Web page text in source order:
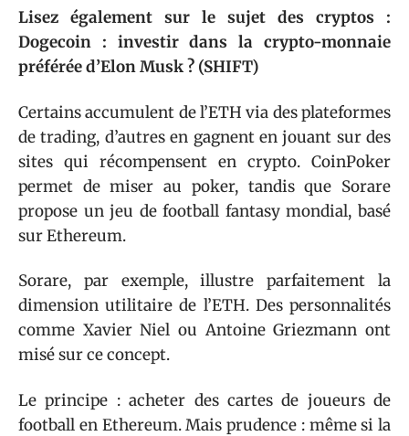
Lisez également sur le sujet des cryptos :
Dogecoin : investir dans la crypto-monnaie
préférée d’Elon Musk ? (SHIFT)
Certains accumulent de l’ETH via des plateformes
de trading, d’autres en gagnent en jouant sur des
sites qui récompensent en crypto. CoinPoker
permet de miser au poker, tandis que Sorare
propose un jeu de football fantasy mondial, basé
sur Ethereum.
Sorare, par exemple, illustre parfaitement la
dimension utilitaire de l’ETH. Des personnalités
comme Xavier Niel ou Antoine Griezmann ont
misé sur ce concept.
Le principe : acheter des cartes de joueurs de
football en Ethereum. Mais prudence : même si la